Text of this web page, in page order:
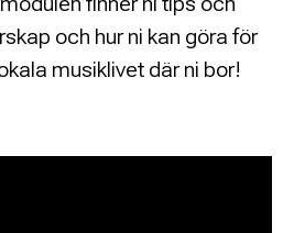
och hur ni kan göra för
musiklivet där ni bor!